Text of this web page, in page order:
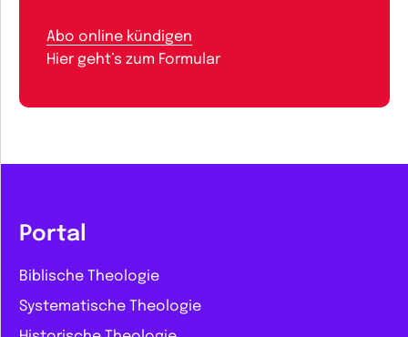
Abo online kündigen
Hier geht’s zum Formular
Portal
Biblische Theologie
Systematische Theologie